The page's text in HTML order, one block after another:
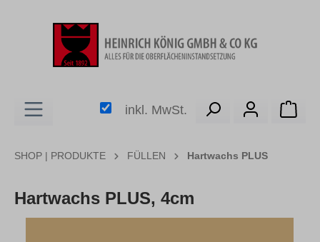
inkl. MwSt.
SHOP | PRODUKTE FÜLLEN Hartwachs PLUS
Hartwachs PLUS, 4cm